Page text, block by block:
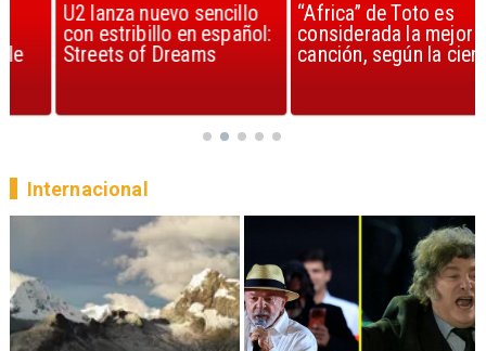
U2 lanza nuevo sencillo
con estribillo en español:
Streets of Dreams
“Africa” de Toto es
considerada la mejor
canción, según la ciencia
Internacional